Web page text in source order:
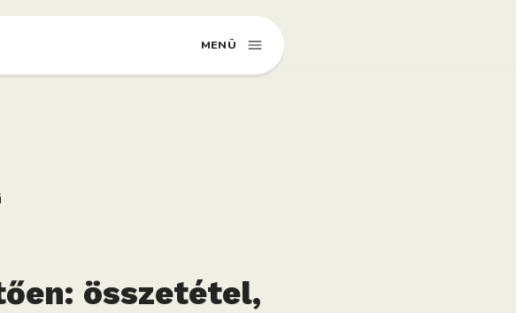
MENÜ
összetétel,